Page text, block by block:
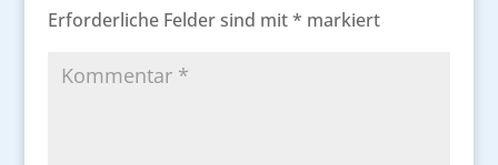
Erforderliche Felder sind mit* markiert